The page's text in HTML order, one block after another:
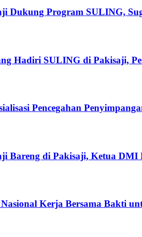
Dukung Program SULING,
Hadiri SULING di Pakisaji,
Pencegahan
Bareng di Pakisaji, Ketua DMI
Kerja Bersama Bakti